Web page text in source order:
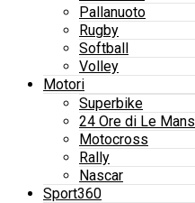
Pallanuoto
Rugby
Softball
Volley
Motori
Superbike
24 Ore di Le Mans
Motocross
Rally
Nascar
Sport360